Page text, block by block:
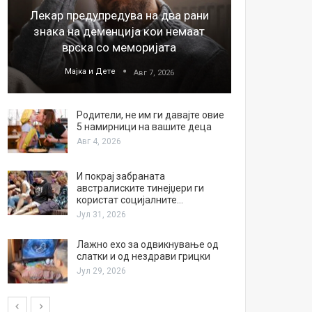
Лекар предупредува на два рани
знака на деменција кои немаат
врска со меморијата
Мајка и Дете Авг 7, 2026
Родители, не им ги давајте овие
5 намирници на вашите деца
Авг 4, 2026
И покрај забраната
австралиските тинејџери ги
користат социјалните…
Јул 31, 2026
Лажно ехо за одвикнување од
слатки и од нездрави грицки
Јул 29, 2026